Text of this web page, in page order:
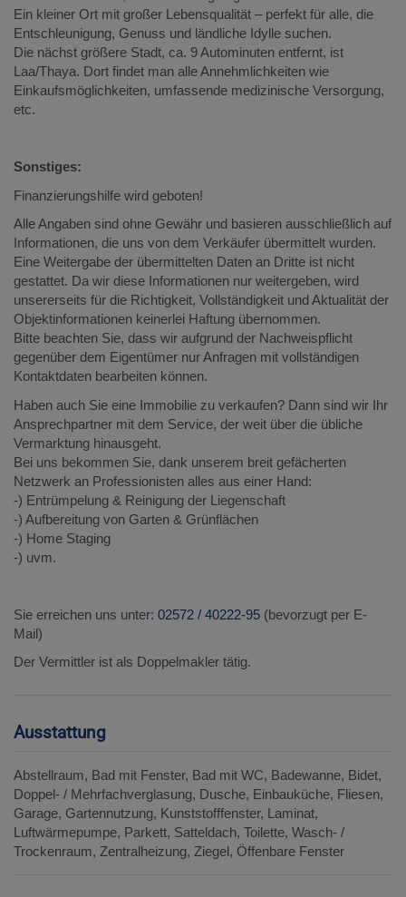
Ein kleiner Ort mit großer Lebensqualität – perfekt für alle, die
Entschleunigung, Genuss und ländliche Idylle suchen.
Die nächst größere Stadt, ca. 9 Autominuten entfernt, ist
Laa/Thaya. Dort findet man alle Annehmlichkeiten wie
Einkaufsmöglichkeiten, umfassende medizinische Versorgung,
etc.
Sonstiges:
Finanzierungshilfe wird geboten!
Alle Angaben sind ohne Gewähr und basieren ausschließlich auf
Informationen, die uns von dem Verkäufer übermittelt wurden.
Eine Weitergabe der übermittelten Daten an Dritte ist nicht
gestattet. Da wir diese Informationen nur weitergeben, wird
unsererseits für die Richtigkeit, Vollständigkeit und Aktualität der
Objektinformationen keinerlei Haftung übernommen.
Bitte beachten Sie, dass wir aufgrund der Nachweispflicht
gegenüber dem Eigentümer nur Anfragen mit vollständigen
Kontaktdaten bearbeiten können.
Haben auch Sie eine Immobilie zu verkaufen? Dann sind wir Ihr
Ansprechpartner mit dem Service, der weit über die übliche
Vermarktung hinausgeht.
Bei uns bekommen Sie, dank unserem breit gefächerten
Netzwerk an Professionisten alles aus einer Hand:
-) Entrümpelung & Reinigung der Liegenschaft
-) Aufbereitung von Garten & Grünflächen
-) Home Staging
-) uvm.
Sie erreichen uns unter: 02572 / 40222-95 (bevorzugt per E-
Mail)
Der Vermittler ist als Doppelmakler tätig.
Ausstattung
Abstellraum Bad mit Fenster Bad mit WC Badewanne Bidet
Doppel- / Mehrfachverglasung Dusche Einbauküche Fliesen
Garage Gartennutzung Kunststofffenster Laminat
Luftwärmepumpe Parkett Satteldach Toilette Wasch- /
Trockenraum Zentralheizung Ziegel Öffenbare Fenster